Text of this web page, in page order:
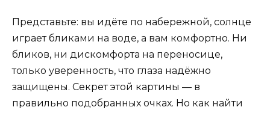
Представьте: вы идёте по набережной, солнце
играет бликами на воде, а вам комфортно. Ни
бликов, ни дискомфорта на переносице,
только уверенность, что глаза надёжно
защищены. Секрет этой картины — в
правильно подобранных очках. Но как найти